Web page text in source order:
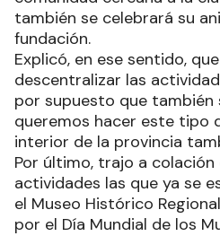
también se celebrará su
fundación.
Explicó, en ese sentido,
descentralizar las
por supuesto que también
queremos hacer este tipo
interior de la provincia
Por último, trajo a colación
actividades las que ya se
el Museo Histórico
por el Día Mundial de los